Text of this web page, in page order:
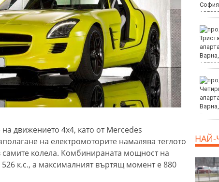
движението 4х4, като от Mercedes
на електромоторите намалява теглото
колела. Комбинираната мощност на
526 к.с., а максималният въртящ момент е 880
Варна
Спипаха 75-годишен
дядо с 53 грама чист
кокаин
Пускат нови 66 спътника
в ниска околоземна
орбита
НАЙ-